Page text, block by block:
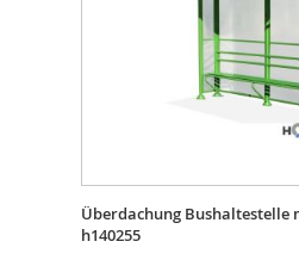
Überdachung Bushaltestelle
h140255